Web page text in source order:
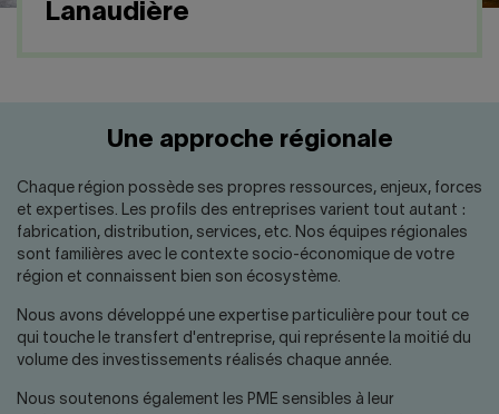
Nous joindre Salle de presse
English
Lanaudière
Une approche régionale
Chaque région possède ses propres ressources, enjeux, forces
et expertises. Les profils des entreprises varient tout autant :
fabrication, distribution, services, etc. Nos équipes régionales
sont familières avec le contexte socio-économique de votre
région et connaissent bien son écosystème.
Nous avons développé une expertise particulière pour tout ce
qui touche le transfert d'entreprise, qui représente la moitié du
volume des investissements réalisés chaque année.
Nous soutenons également les PME sensibles à leur